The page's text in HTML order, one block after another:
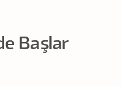
Başlar